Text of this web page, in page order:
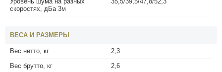
скоростях, дБа 3м
ВЕСА И РАЗМЕРЫ
Вес нетто, кг
2,3
Вес брутто, кг
2,6